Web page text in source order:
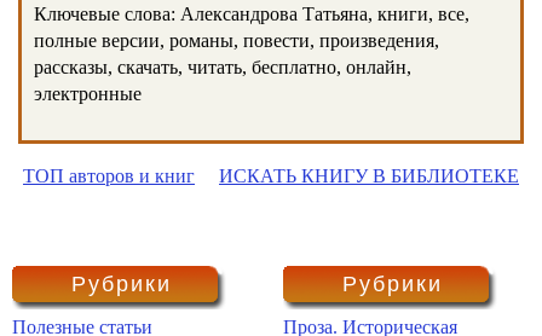
Ключевые слова: Александрова Татьяна, книги, все,
полные версии, романы, повести, произведения,
рассказы, скачать, читать, бесплатно, онлайн,
электронные
ТОП авторов и книг ИСКАТЬ КНИГУ В БИБЛИОТЕКЕ
Рубрики
Полезные статьи
Рубрики
Проза. Историческая